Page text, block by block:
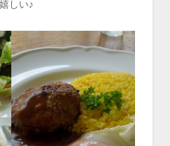
しい♪